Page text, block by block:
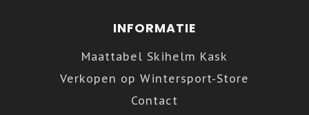
INFORMATIE
Maattabel Skihelm Kask
Verkopen op Wintersport-Store
Contact